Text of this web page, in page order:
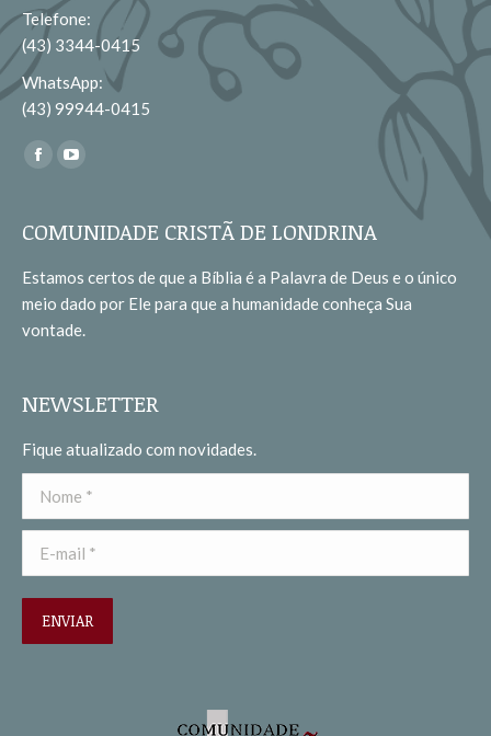
Telefone:
(43) 3344-0415
WhatsApp:
(43) 99944-0415
Encontre-nos em:
Facebook
opens
new
window
opens
new
window
COMUNIDADE CRISTÃ DE LONDRINA
Estamos certos de que a Bíblia é a Palavra de Deus e o único
meio dado por Ele para que a humanidade conheça Sua
vontade.
NEWSLETTER
Fique atualizado com novidades.
Nome *
E-mail *
ENVIAR